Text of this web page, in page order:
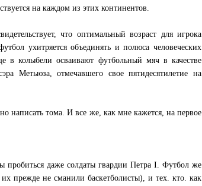
на каждом из этих континентов.
что оптимальный возраст для игрока
ухитряется объединять и полюса человеческих
в колыбели осваивают футбольный мяч в качестве
Метьюза, отмечавшего свое пятидесятилетие на
написать тома. И все же, как мне кажется, на первое
даже солдаты гвардии Петра I. Футбол же
прежде не сманили баскетболисты), и тех. кто. как